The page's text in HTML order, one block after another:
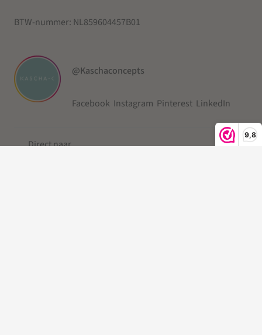
9,8
BTW-nummer: NL859604457B01
@Kaschaconcepts
Facebook Instagram Pinterest LinkedIn
Direct naar